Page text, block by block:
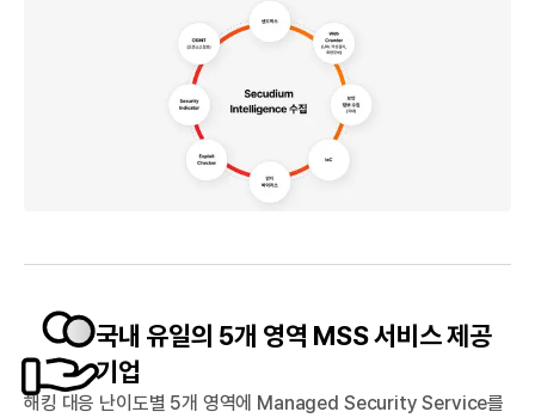
국내 유일의 5개 영역 MSS 서비스 제공
기업
해킹 대응 난이도별 5개 영역에 Managed Security Service를